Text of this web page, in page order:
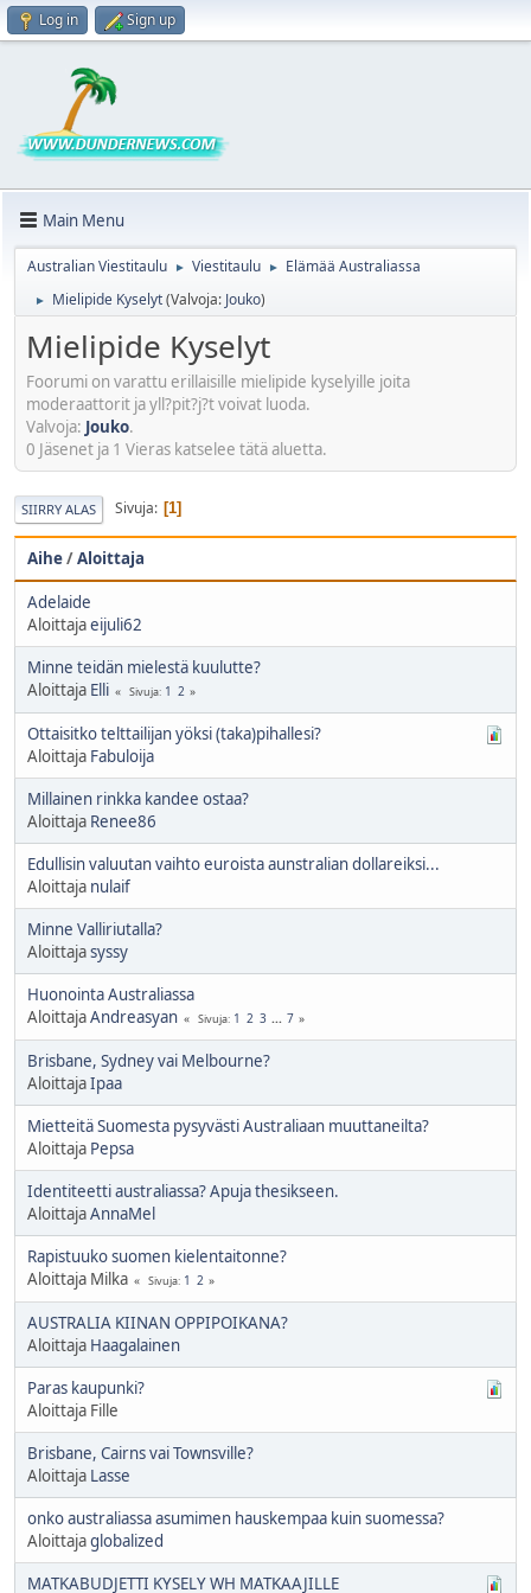
Log in Sign up
Main Menu
Australian Viestitaulu ► Viestitaulu ► Elämää Australiassa
► Mielipide Kyselyt(Valvoja: Jouko)
Mielipide Kyselyt
Foorumi on varattu erillaisille mielipide kyselyille joita
moderaattorit ja yll?pit?j?t voivat luoda.
Valvoja: Jouko.
0 Jäsenet ja 1 Vieras katselee tätä aluetta.
SIIRRY ALAS Sivuja 1
Aihe/Aloittaja
Adelaide
Aloittajaeijuli62
Minne teidän mielestä kuulutte?
Aloittaja Elli Sivuja 1 2
Ottaisitko telttailijan yöksi (taka)pihallesi?
Aloittaja Fabuloija
Millainen rinkka kandee ostaa?
Aloittaja Renee86
Edullisin valuutan vaihto euroista aunstralian dollareiksi...
Aloittaja nulaif
Minne Valliriutalla?
Aloittajasyssy
Huonointa Australiassa
AloittajaAndreasyan Sivuja 1 2 3 ... 7
Brisbane, Sydney vai Melbourne?
AloittajaIpaa
Mietteitä Suomesta pysyvästi Australiaan muuttaneilta?
Aloittaja Pepsa
Identiteetti australiassa? Apuja thesikseen.
AloittajaAnnaMel
Rapistuuko suomen kielentaitonne?
Aloittaja Milka
Sivuja 1 2
AUSTRALIA KIINAN OPPIPOIKANA?
Aloittaja Haagalainen
Paras kaupunki?
Aloittaja Fille
Brisbane, Cairns vai Townsville?
Aloittaja Lasse
onko australiassa asumimen hauskempaa kuin suomessa?
Aloittajaglobalized
MATKABUDJETTI KYSELY WH MATKAAJILLE